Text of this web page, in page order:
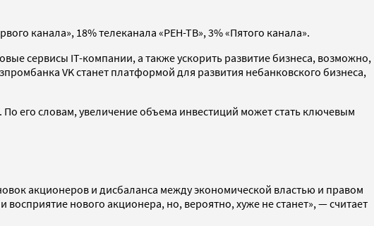
канала», 18% телеканала «РЕН-ТВ», 3% «Пятого канала».
сервисы IT-компании, а также ускорить развитие бизнеса, возможно,
VK станет платформой для развития небанковского бизнеса,
его словам, увеличение объема инвестиций может стать ключевым
акционеров и дисбаланса между экономической властью и правом
нового акционера, но, вероятно, хуже не станет», — считает